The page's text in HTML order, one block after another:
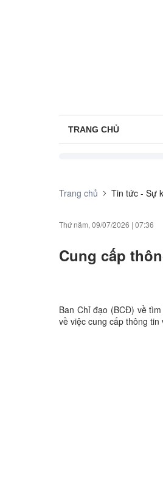
TRANG CHỦ
Trang chủ Tin tức - Sự
Thứ năm, 09/07/2026 | 07:36
Cung cấp
Ban Chỉ đạo (BCĐ) về
về việc cung cấp thông